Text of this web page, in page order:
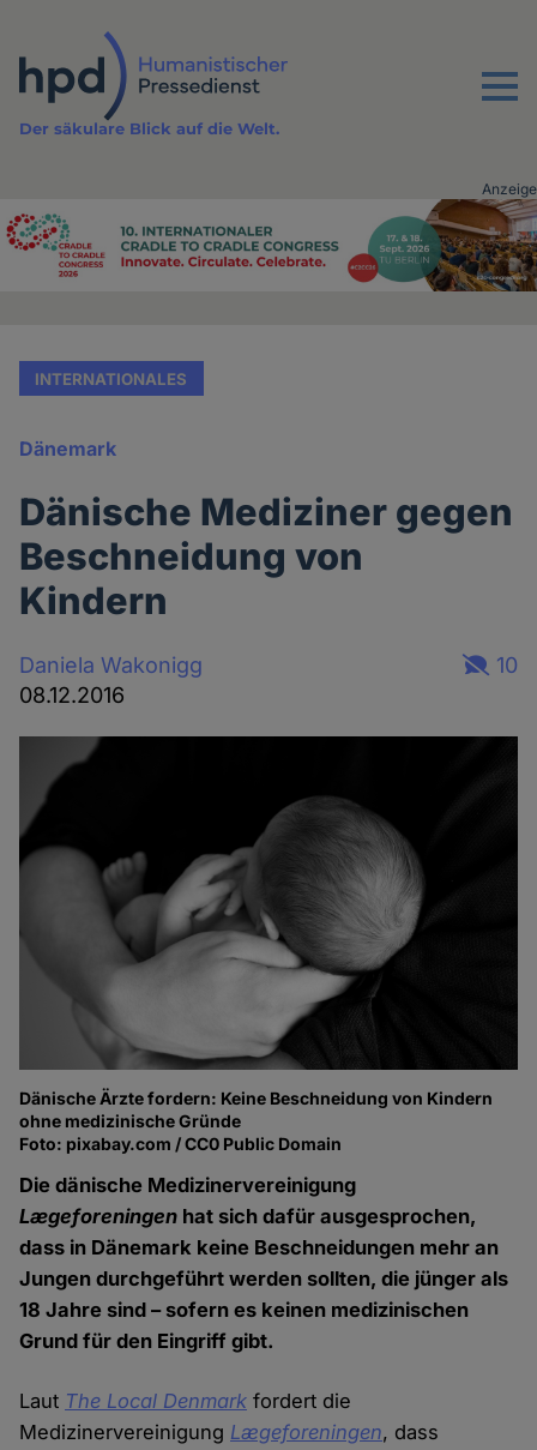
Inhalt
Menu
Der säkulare Blick auf die Welt.
Advertising
Anzeige
INTERNATIONALES
Dänemark
Dänische Mediziner gegen
Beschneidung von
Kindern
Daniela Wakonigg
08.12.2016
10
Dänische Ärzte fordern: Keine Beschneidung von Kindern
ohne medizinische Gründe
Foto: pixabay.com / CC0 Public Domain
Die dänische Medizinervereinigung
Lægeforeningen hat sich dafür ausgesprochen,
dass in Dänemark keine Beschneidungen mehr an
Jungen durchgeführt werden sollten, die jünger als
18 Jahre sind – sofern es keinen medizinischen
Grund für den Eingriff gibt.
Laut The Local Denmark fordert die
Medizinervereinigung Lægeforeningen, dass